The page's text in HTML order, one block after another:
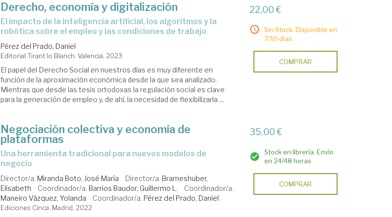
Derecho, economía y digitalización
el impacto de la inteligencia artificial, los algoritmos y la
robótica sobre el empleo y las condiciones de trabajo
Pérez del Prado, Daniel
Editorial Tirant lo Blanch. Valencia, 2023
El papel del Derecho Social en nuestros días es muy diferente en
función de la aproximación económica desde la que sea analizado.
Mientras que desde las tesis ortodoxas la regulación social es clave
para la generación de empleo y, de ahí, la necesidad de flexibilizarla ...
22,00 €
Sin Stock. Disponible en
7/10 días.
COMPRAR
Negociación colectiva y economía de
plataformas
una herramienta tradicional para nuevos modelos de
negocio
Director/a. Miranda Boto, José María Director/a. Brameshuber,
Elisabeth
Coordinador/a. Barrios Baudor, Guillermo L.
Coordinador/a.
Maneiro Vázquez, Yolanda
Coordinador/a. Pérez del Prado, Daniel
Ediciones Cinca. Madrid, 2022
35,00 €
Stock en librería. Envío
en 24/48 horas
COMPRAR